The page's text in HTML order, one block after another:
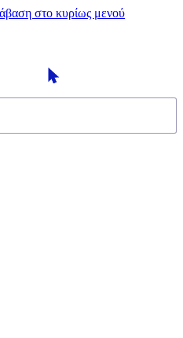
στο κυρίως μενού